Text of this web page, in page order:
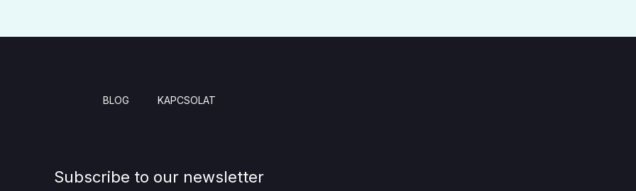
BLOG KAPCSOLAT
Subscribe to our newsletter